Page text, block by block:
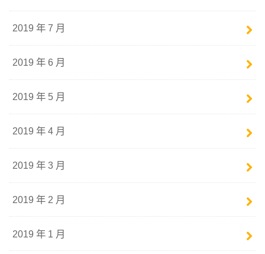
2019 年 7 月
2019 年 6 月
2019 年 5 月
2019 年 4 月
2019 年 3 月
2019 年 2 月
2019 年 1 月